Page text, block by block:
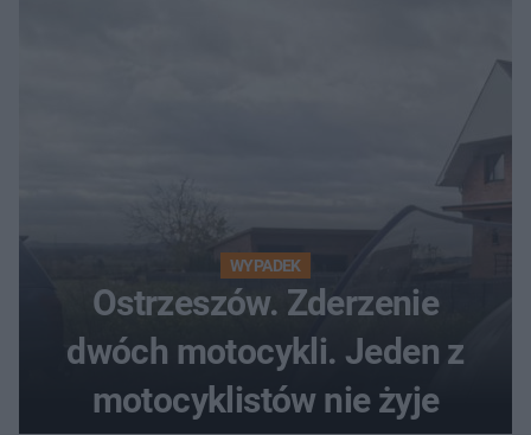
WYPADEK
Ostrzeszów. Zderzenie
dwóch motocykli. Jeden z
motocyklistów nie żyje